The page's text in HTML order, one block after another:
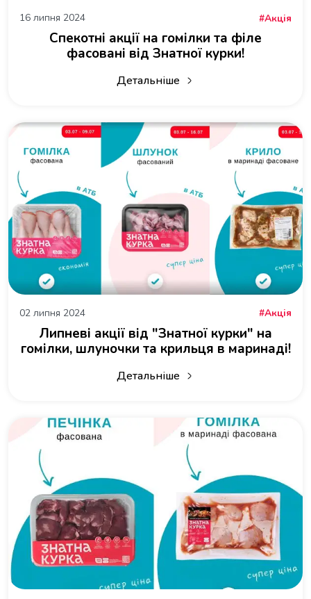
16 липня 2024 Акція
Спекотні акції на гомілки та філе
фасовані від Знатної курки!
Детальніше
про Спекотні акції на гомілки та
02 липня 2024 Акція
Липневі акції від "Знатної курки" на
гомілки, шлуночки та крильця в маринаді!
Детальніше
про Липневі акції від "Знатної